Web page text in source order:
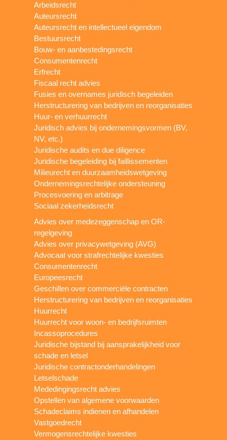
Arbeidsrecht
Auteursrecht
Auteursrecht en intellectueel eigendom
Bestuursrecht
Bouw- en aanbestedingsrecht
Consumentenrecht
Erfrecht
Fiscaal recht advies
Fusies en overnames juridisch begeleiden
Herstructurering van bedrijven en reorganisaties
Huur- en verhuurrecht
Juridisch advies bij ondernemingsvormen (BV,
NV, etc.)
Juridische audits en due diligence
Juridische begeleiding bij faillissementen
Milieurecht en duurzaamheidswetgeving
Ondernemingsrechtelijke ondersteuning
Procesvoering en arbitrage
Sociaal zekerheidsrecht
Advies over medezeggenschap en OR-
regelgeving
Advies over privacywetgeving (AVG)
Advocaat voor strafrechtelijke kwesties
Consumentenrecht
Europeesrecht
Geschillen over commerciële contracten
Herstructurering van bedrijven en reorganisaties
Huurrecht
Huurrecht voor woon- en bedrijfsruimten
Incassoprocedures
Juridische bijstand bij aansprakelijkheid voor
schade en letsel
Juridische contractonderhandelingen
Letselschade
Mededingingsrecht advies
Opstellen van algemene voorwaarden
Schadeclaims indienen en afhandelen
Vastgoedrecht
Vermogensrechtelijke kwesties